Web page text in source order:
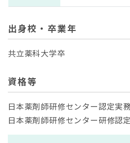
出身校・卒業年
共立薬科大学卒
資格等
日本薬剤師研修センター認定実
日本薬剤師研修センター研修認